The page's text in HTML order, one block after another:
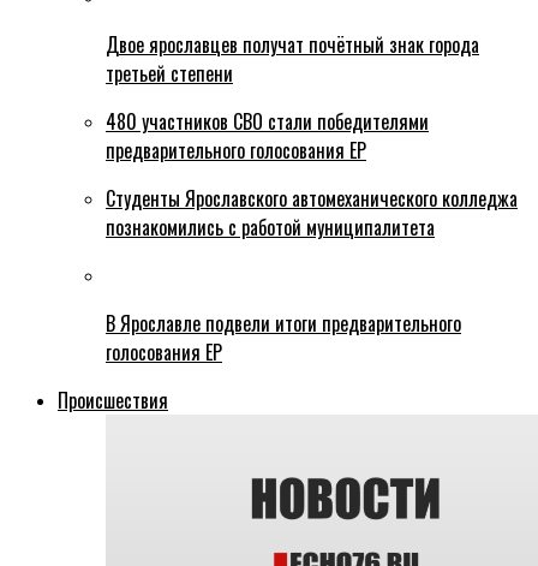
Двое ярославцев получат почётный знак города
третьей степени
480 участников СВО стали победителями
предварительного голосования ЕР
Студенты Ярославского автомеханического колледжа
познакомились с работой муниципалитета
В Ярославле подвели итоги предварительного
голосования ЕР
Происшествия